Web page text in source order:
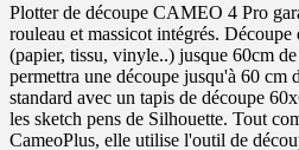
Plotter de découpe CAMEO 4 Pro
rouleau et massicot intégrés.
(papier, tissu, vinyle..) jusque 60cm
permettra une découpe jusqu'à 60 cm
standard avec un tapis de découpe
les sketch pens de Silhouette. Tout
CameoPlus, elle utilise l'outil de